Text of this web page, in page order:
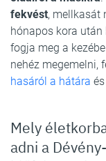
fekvést, mellkasát
hónapos kora
fogja meg a
nehéz megemelni,
hasáról a hátára
Mely
adni a